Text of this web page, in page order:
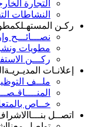
التجارة
النشاطات
ركـن المستهـلك
نصـــائـــح
مطويات
ركـــن
إعلانـات المديـريـة
ملــف
خــاص
اتصــل بنـــا